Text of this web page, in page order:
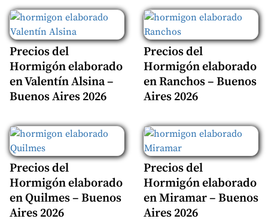
Precios del
Hormigón elaborado
en Valentín Alsina –
Buenos Aires 2026
Precios del
Hormigón elaborado
en Ranchos – Buenos
Aires 2026
Precios del
Hormigón elaborado
en Quilmes – Buenos
Aires 2026
Precios del
Hormigón elaborado
en Miramar – Buenos
Aires 2026